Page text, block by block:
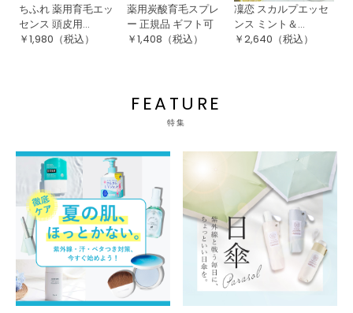
ちふれ 薬用育毛エッ
センス 頭皮用...
￥1,980 （税込）
薬用炭酸育毛スプレ
ー 正規品 ギフト可
￥1,408 （税込）
凜恋 スカルプエッセ
ンス ミント＆...
￥2,640 （税込）
FEATURE
特集